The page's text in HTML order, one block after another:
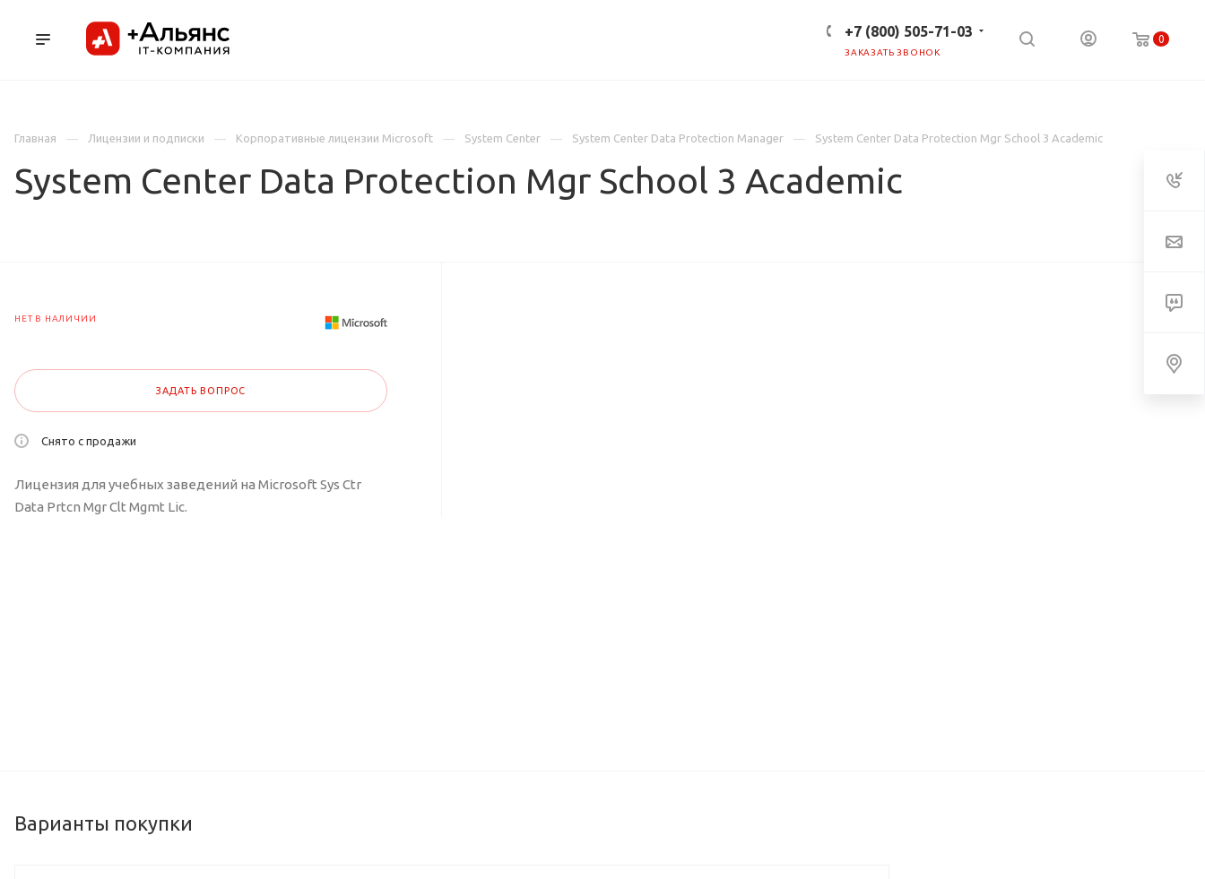
0
+7 (800) 505-71-03
ЗАКАЗАТЬ ЗВОНОК
Главная
Лицензии и подписки Корпоративные лицензии Microsoft System Center System Center Data Protection Manager System Center Data Protection Mgr School 3 Academic
System Center Data Protection Mgr School 3 Academic
НЕТ В НАЛИЧИИ
ЗАДАТЬ ВОПРОС
Снято с продажи
Лицензия для учебных заведений на Microsoft Sys Ctr
Data Prtcn Mgr Clt Mgmt Lic.
Варианты покупки